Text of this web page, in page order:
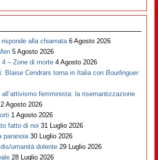
alla chiamata 6 Agosto 2026
5 Agosto 2026
– Zone di morte 4 Agosto 2026
Blaise Cendrars torna in Italia conBourlinguer
all’attivismo femminista: la risemantizzazione
2 Agosto 2026
1 Agosto 2026
fatto di noi 31 Luglio 2026
paranoia 30 Luglio 2026
umanità dolente 29 Luglio 2026
28 Luglio 2026